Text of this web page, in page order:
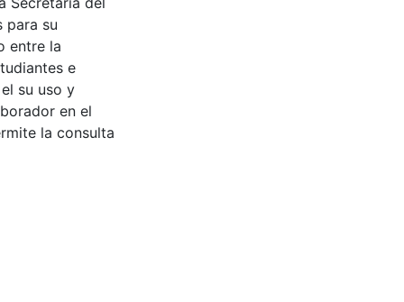
del Cauca es
Jorge Garcés
del
para su
entre la
e
su uso y
en el
la consulta